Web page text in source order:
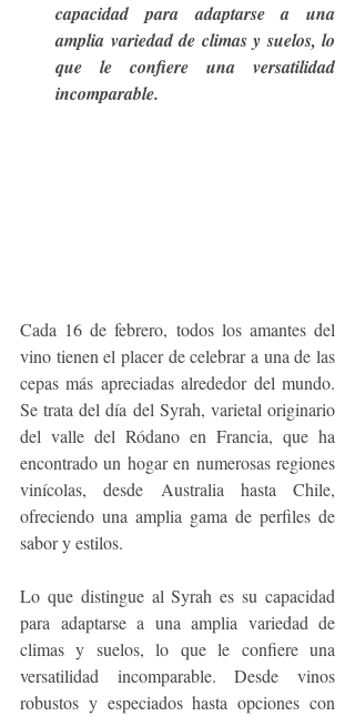
capacidad para adaptarse a una
amplia variedad de climas y suelos, lo
que le confiere una versatilidad
incomparable.
Cada 16 de febrero, todos los amantes del
vino tienen el placer de celebrar a una de las
cepas más apreciadas alrededor del mundo.
Se trata del día del Syrah, varietal originario
del valle del Ródano en Francia, que ha
encontrado un hogar en numerosas regiones
vinícolas, desde Australia hasta Chile,
ofreciendo una amplia gama de perfiles de
sabor y estilos.
Lo que distingue al Syrah es su capacidad
para adaptarse a una amplia variedad de
climas y suelos, lo que le confiere una
versatilidad incomparable. Desde vinos
robustos y especiados hasta opciones con